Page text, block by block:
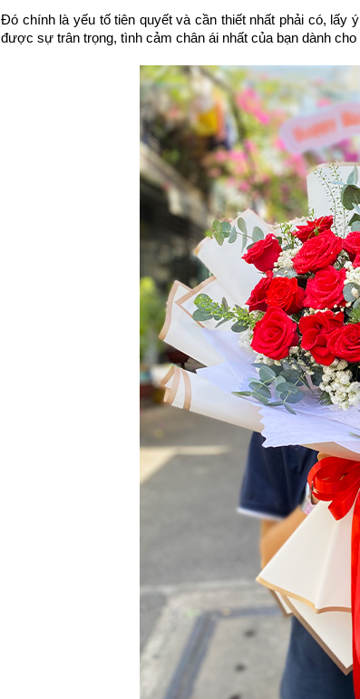
Đó chính là yếu tố tiên quyết và cần thiết nhất phải có, lấy
được sự trân trọng, tình cảm chân ái nhất của bạn dành